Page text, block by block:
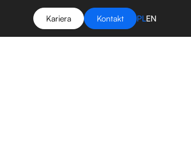
Kariera Kontakt PLEN